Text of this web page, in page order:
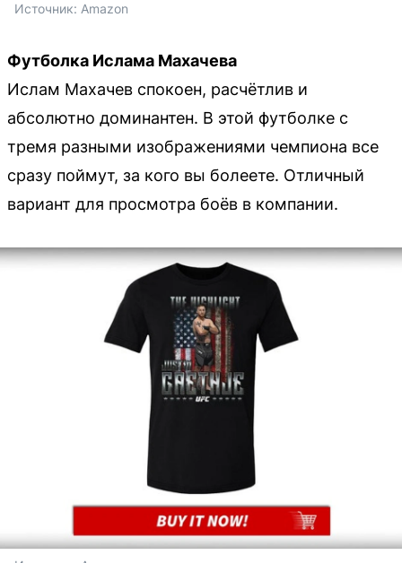
Источник: Amazon
Футболка Ислама Махачева
Ислам Махачев спокоен, расчётлив и
абсолютно доминантен. В этой футболке с
тремя разными изображениями чемпиона все
сразу поймут, за кого вы болеете. Отличный
вариант для просмотра боёв в компании.